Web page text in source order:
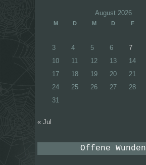
August 2026
M D M D F
3
4 5 6 7
10
11 12 13 14
17
18 19 20 21
24
25 26 27 28
31
« Jul
Offene Wunden